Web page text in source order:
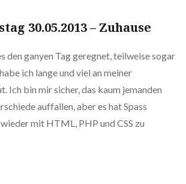
30.05.2013 – Zuhause
den ganyen Tag geregnet, teilweise sogar
ich lange und viel an meiner
Ich bin mir sicher, das kaum jemanden
auffallen, aber es hat Spass
mit HTML, PHP und CSS zu